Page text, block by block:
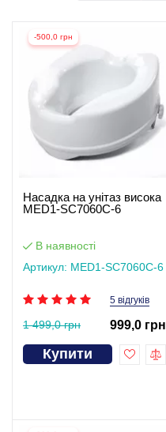
-500,0 грн
Насадка на унітаз висока
MED1-SC7060C-6
В наявності
Артикул: MED1-SC7060C-6
5 відгуків
1 499,0 грн 999,0 грн
Купити